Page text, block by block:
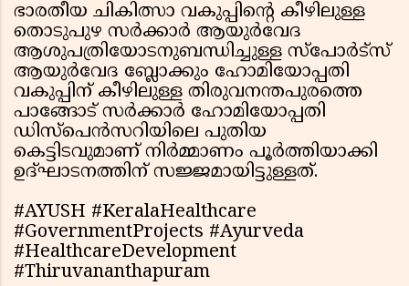
ഭാരതീയ ചികിത്സാ വകുപ്പിന്റെ കീഴിലുള്ള
തൊടുപുഴ സര്‍ക്കാര്‍ ആയുര്‍വേദ
ആശുപത്രിയോടനുബന്ധിച്ചുള്ള സ്‌പോര്‍ട്‌സ്
ആയുര്‍വേദ ബ്ലോക്കും ഹോമിയോപ്പതി
വകുപ്പിന് കീഴിലുള്ള തിരുവനന്തപുരത്തെ
പാങ്ങോട് സര്‍ക്കാര്‍ ഹോമിയോപ്പതി
ഡിസ്‌പെന്‍സറിയിലെ പുതിയ
കെട്ടിടവുമാണ് നിര്‍മ്മാണം പൂര്‍ത്തിയാക്കി
ഉദ്ഘാടനത്തിന് സജ്ജമായിട്ടുള്ളത്.
#AYUSH #KeralaHealthcare
#GovernmentProjects #Ayurveda
#HealthcareDevelopment
#Thiruvananthapuram